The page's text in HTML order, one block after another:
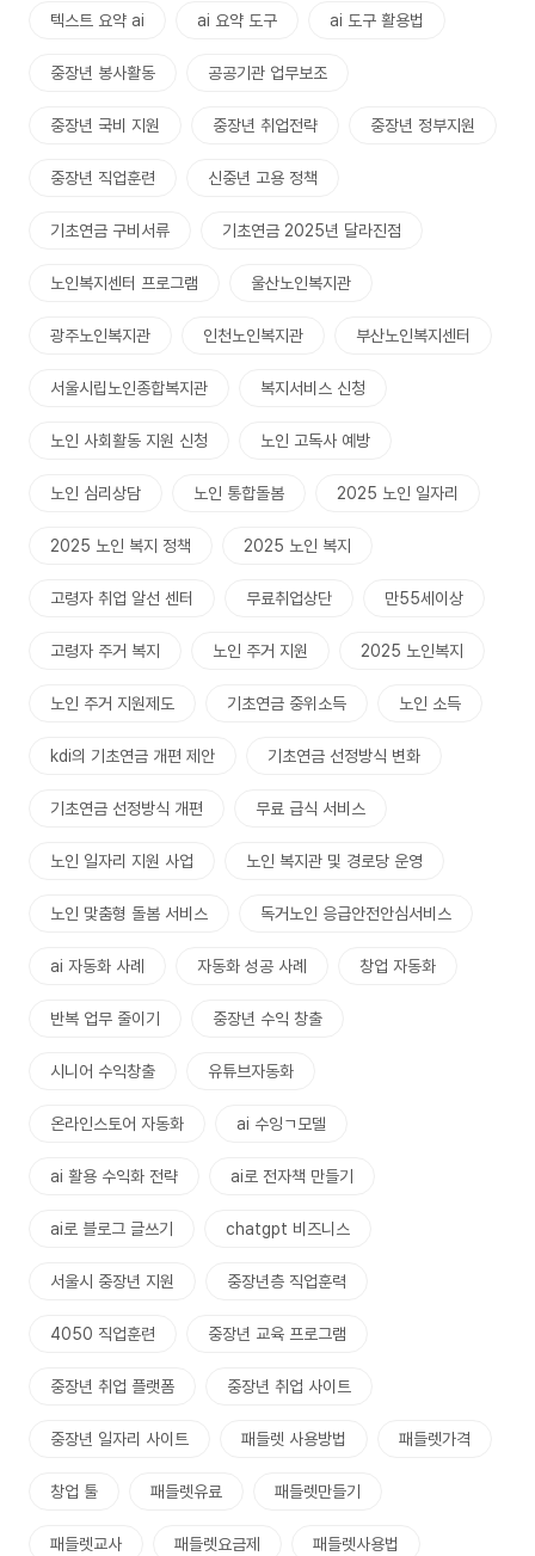
텍스트 요약 ai ai 요약 도구 ai 도구 활용법
중장년 봉사활동 공공기관 업무보조
중장년 국비 지원 중장년 취업전략 중장년 정부지원
중장년 직업훈련 신중년 고용 정책
기초연금 구비서류 기초연금 2025년 달라진점
노인복지센터 프로그램 울산노인복지관
광주노인복지관 인천노인복지관 부산노인복지센터
서울시립노인종합복지관 복지서비스 신청
노인 사회활동 지원 신청 노인 고독사 예방
노인 심리상담 노인 통합돌봄 2025 노인 일자리
2025 노인 복지 정책 2025 노인 복지
고령자 취업 알선 센터 무료취업상단 만55세이상
고령자 주거 복지 노인 주거 지원 2025 노인복지
노인 주거 지원제도 기초연금 중위소득 노인 소득
kdi의 기초연금 개편 제안 기초연금 선정방식 변화
기초연금 선정방식 개편 무료 급식 서비스
노인 일자리 지원 사업 노인 복지관 및 경로당 운영
노인 맟춤형 돌봄 서비스 독거노인 응급안전안심서비스
ai 자동화 사례 자동화 성공 사례 창업 자동화
반복 업무 줄이기 중장년 수익 창출
시니어 수익창출 유튜브자동화
온라인스토어 자동화 ai 수잉ㄱ모델
ai 활용 수익화 전략 ai로 전자책 만들기
ai로 블로그 글쓰기 chatgpt 비즈니스
서울시 중장년 지원 중장년층 직업훈력
4050 직업훈련 중장년 교육 프로그램
중장년 취업 플랫폼 중장년 취업 사이트
중장년 일자리 사이트 패들렛 사용방법 패들렛가격
창업 툴 패들렛유료 패들렛만들기
패들렛교사 패들렛요금제 패들렛사용법